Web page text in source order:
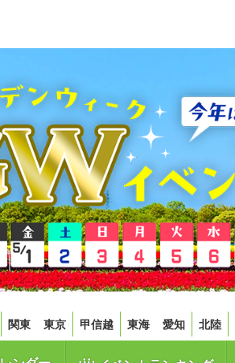
関東 東京 甲信越 東海 愛知 北陸